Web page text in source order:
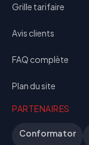
Grille tarifaire
Avis clients
FAQ complète
Plan du site
PARTENAIRES
Conformator